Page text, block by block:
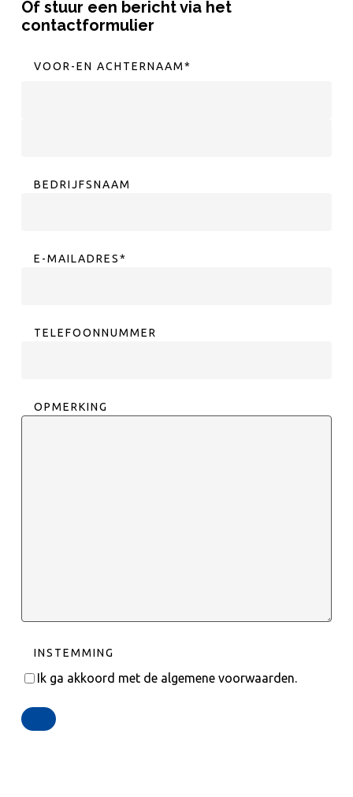
Of stuur een bericht via het
contactformulier
VOOR-EN ACHTERNAAM*
BEDRIJFSNAAM
E-MAILADRES*
TELEFOONNUMMER
OPMERKING
INSTEMMING
Ik ga akkoord met de algemene voorwaarden.